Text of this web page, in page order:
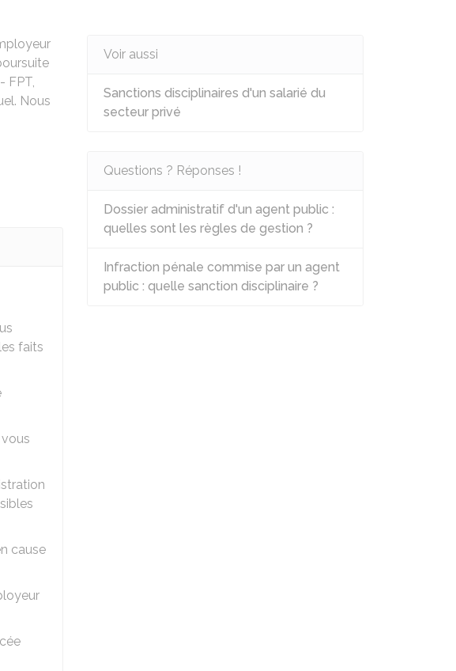
FPT,
Nous
faits
cause
Voir aussi
Sanctions disciplinaires d'un salarié du
secteur privé
Questions ? Réponses !
Dossier administratif d'un agent public :
quelles sont les règles de gestion ?
Infraction pénale commise par un agent
public : quelle sanction disciplinaire ?